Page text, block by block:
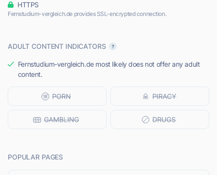
HTTPS
Fernstudium-vergleich.de provides SSL-encrypted connection.
ADULT CONTENT INDICATORS
Fernstudium-vergleich.de most likely does not offer any adult
content.
POPULAR PAGES